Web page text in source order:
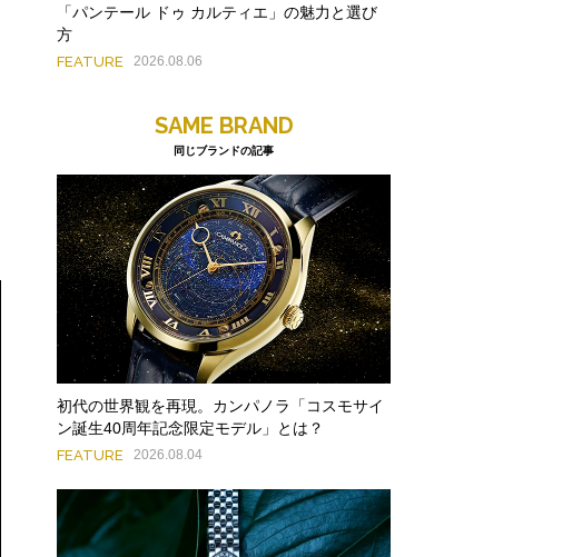
「パンテール ドゥ カルティエ」の魅力と選び
方
FEATURE 2026.08.06
SAME BRAND
同じブランドの記事
初代の世界観を再現。カンパノラ「コスモサイ
ン誕生40周年記念限定モデル」とは？
FEATURE 2026.08.04